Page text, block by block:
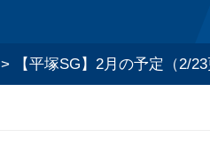
> 【平塚SG】2月の予定（2/23